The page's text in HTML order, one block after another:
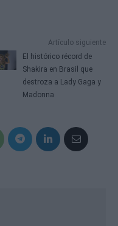
Artículo siguiente
El histórico récord de
Shakira en Brasil que
destroza a Lady Gaga y
Madonna